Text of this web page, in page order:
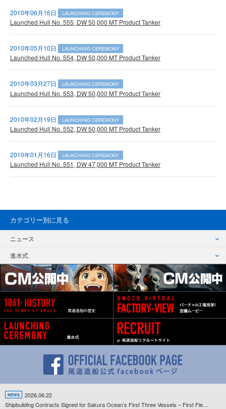
2010年06月16日 LAUNCHING CEREMONY
Launched Hull No. 555, DW 50,000 MT Product Tanker
2010年05月10日 LAUNCHING CEREMONY
Launched Hull No. 554, DW 50,000 MT Product Tanker
2010年03月27日 LAUNCHING CEREMONY
Launched Hull No. 553, DW 50,000 MT Product Tanker
2010年02月19日 LAUNCHING CEREMONY
Launched Hull No. 552, DW 50,000 MT Product Tanker
2010年01月16日 LAUNCHING CEREMONY
Launched Hull No. 551, DW 47,000 MT Product Tanker
カテゴリー別に見る
ニュース
進水式
NEWS
2026.06.22
Shipbuilding Contracts Signed for Sakura Ocean’s First Three Vessels – First Fleet Development Project Since the Company’s Establishment Gets Underway –